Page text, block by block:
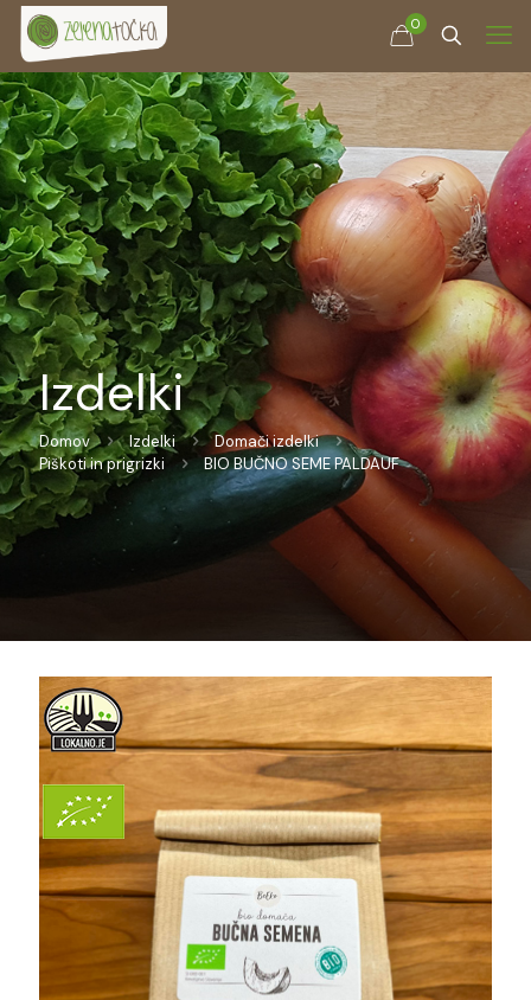
0
Izdelki
Domov Izdelki
Domači izdelki
Piškoti in prigrizki
BIO BUČNO SEME PALDAUF